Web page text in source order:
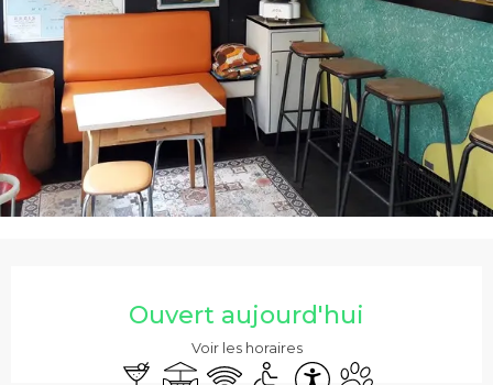
Ouvert aujourd'hui
Voir les horaires
Bar / Buvette
Terrasse
WiFi Accès handicapés
Accessibilité
Animaux